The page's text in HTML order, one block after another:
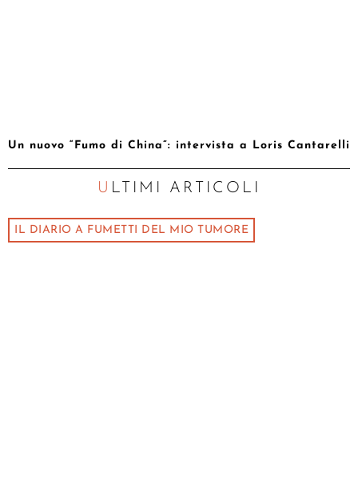
Un nuovo “Fumo di China”: intervista a Loris Cantarelli
ULTIMI ARTICOLI
IL DIARIO A FUMETTI DEL MIO TUMORE